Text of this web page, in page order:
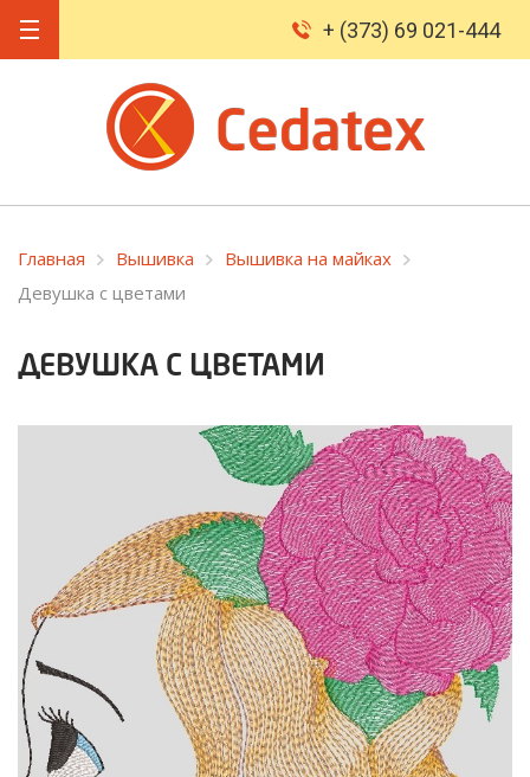
+ (373) 69 021-444
Главная Вышивка
Вышивка на майках
Девушка с цветами
ДЕВУШКА С ЦВЕТАМИ